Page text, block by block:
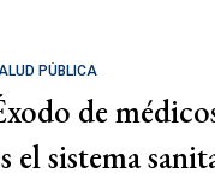
PÚBLICA
de
el sistema